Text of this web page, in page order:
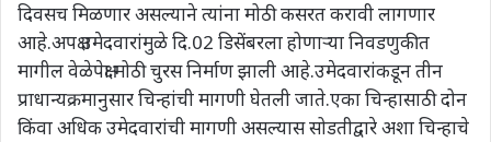
दिवसच मिळणार असल्याने त्यांना मोठी कसरत करावी लागणार
आहे.अपक्ष उमेदवारांमुळे दि.02 डिसेंबरला होणाऱ्या निवडणुकीत
मागील वेळेपेक्षा मोठी चुरस निर्माण झाली आहे.उमेदवारांकडून तीन
प्राधान्यक्रमानुसार चिन्हांची मागणी घेतली जाते.एका चिन्हासाठी दोन
किंवा अधिक उमेदवारांची मागणी असल्यास सोडतीद्वारे अशा चिन्हाचे